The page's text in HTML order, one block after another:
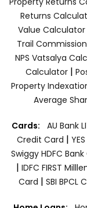
Returns
Value Calculator
Trail
NPS Vatsalya
Calculator|
Property
Average
Cards: AU Bank
Credit Card |
Swiggy HDFC
| IDFC FIRST
Card | SBI BPCL